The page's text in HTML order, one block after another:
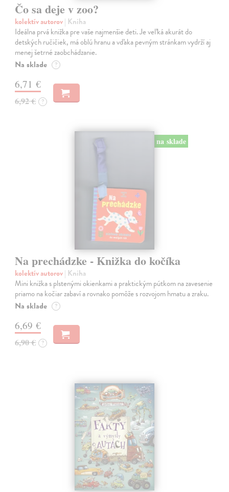
Čo sa deje v zoo?
kolektív autorov| Kniha
Ideálna prvá knižka pre vaše najmenšie deti. Je veľká akurát do
detských ručičiek, má oblú hranu a vďaka pevným stránkam vydrží aj
menej šetrné zaobchádzanie.
Na sklade ?
6,71 €
6,92 € ?
na sklade
Na prechádzke - Knižka do kočíka
kolektív autorov| Kniha
Mini knižka s plstenými okienkami a praktickým pútkom na zavesenie
priamo na kočiar zabaví a rovnako pomôže s rozvojom hmatu a zraku.
Na sklade ?
6,69 €
6,90 € ?